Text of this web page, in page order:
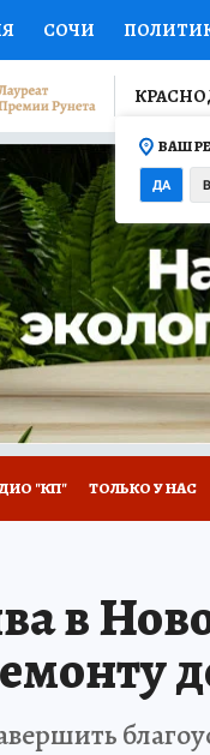
СОЧИ
КОЛУМНИСТЫ
СПОРТ
ТЕЛЕВИЗОР
НОВОЕ НА САЙТЕ
ВАШ
ДА
"КП" ТОЛЬКО У НАС
в